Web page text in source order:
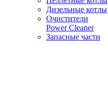
Дизельные котлы
Очистители
Power Cleaner
Запасные части